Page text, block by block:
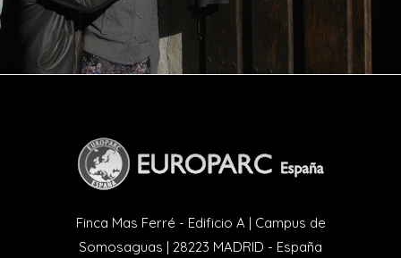
Finca Mas Ferré - Edificio A | Campus de
Somosaguas | 28223 MADRID - España